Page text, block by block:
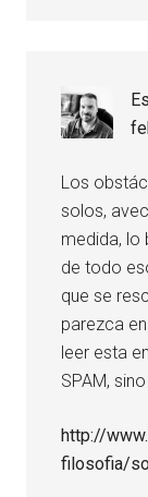
Los
solos,
medida, lo
de todo
que se
parezca
leer esta
SPAM,
http://
filosofia/